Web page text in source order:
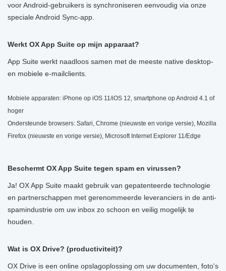
voor Android-gebruikers is synchroniseren eenvoudig via onze
speciale Android Sync-app.
Werkt OX App Suite op mijn apparaat?
App Suite werkt naadloos samen met de meeste native desktop-
en mobiele e-mailclients.
Mobiele apparaten: iPhone op iOS 11/iOS 12, smartphone op Android 4.1 of
hoger
Ondersteunde browsers: Safari, Chrome (nieuwste en vorige versie), Mozilla
Firefox (nieuwste en vorige versie), Microsoft Internet Explorer 11/Edge
Beschermt OX App Suite tegen spam en virussen?
Ja! OX App Suite maakt gebruik van gepatenteerde technologie
en partnerschappen met gerenommeerde leveranciers in de anti-
spamindustrie om uw inbox zo schoon en veilig mogelijk te
houden.
Wat is OX Drive? (productiviteit)?
OX Drive is een online opslagoplossing om uw documenten, foto's